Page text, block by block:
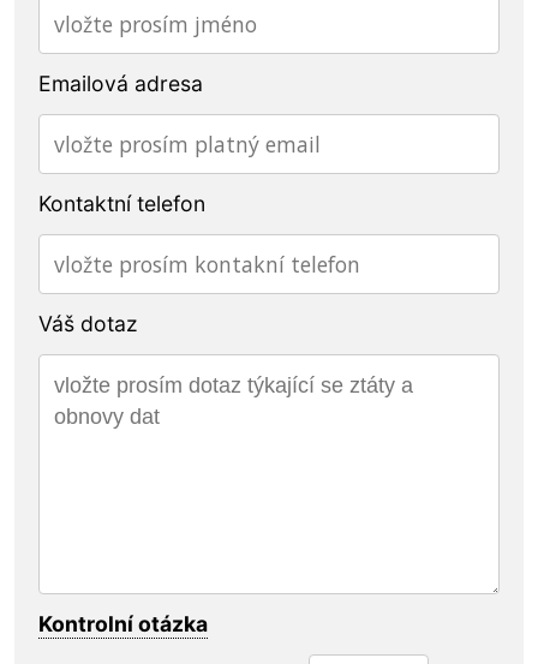
Emailová adresa
Kontaktní telefon
Váš dotaz
Kontrolní otázka